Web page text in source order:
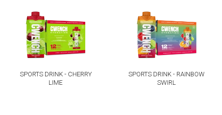
SPORTS DRINK - CHERRY
LIME
SPORTS DRINK - RAINBOW
SWIRL